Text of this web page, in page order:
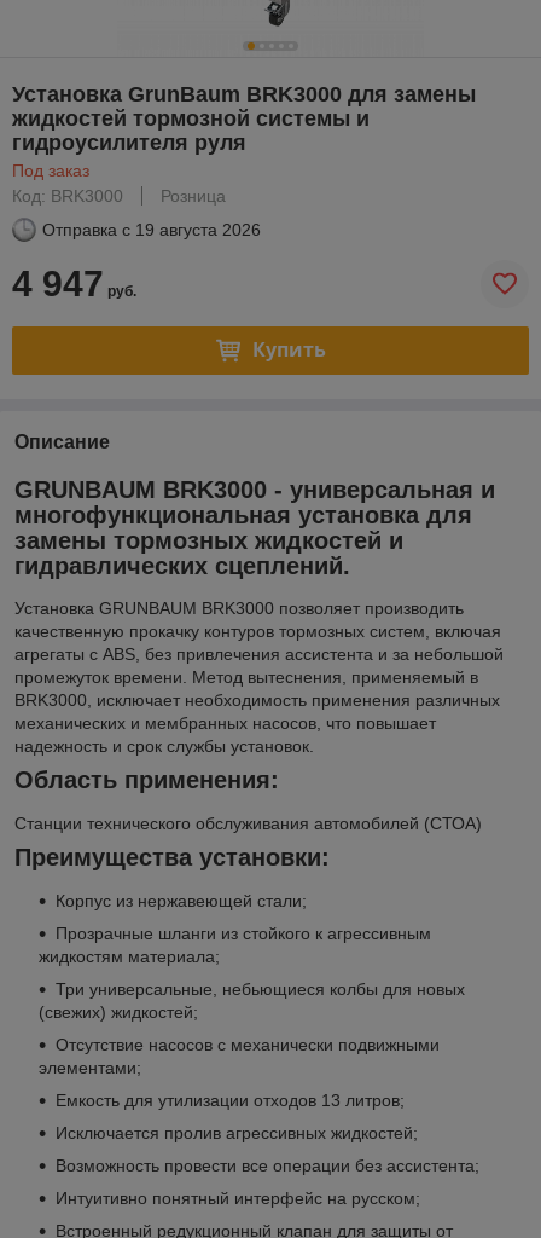
Установка GrunBaum BRK3000 для замены
жидкостей тормозной системы и
гидроусилителя руля
Под заказ
Код: BRK3000
Розница
Отправка с 19 августа 2026
4 947 руб.
Купить
Описание
GRUNBAUM BRK3000 - универсальная и
многофункциональная установка для
замены тормозных жидкостей и
гидравлических сцеплений.
Установка GRUNBAUM BRK3000 позволяет производить
качественную прокачку контуров тормозных систем, включая
агрегаты с ABS, без привлечения ассистента и за небольшой
промежуток времени. Метод вытеснения, применяемый в
BRK3000, исключает необходимость применения различных
механических и мембранных насосов, что повышает
надежность и срок службы установок.
Область применения:
Станции технического обслуживания автомобилей (СТОА)
Преимущества установки:
Корпус из нержавеющей стали;
Прозрачные шланги из стойкого к агрессивным
жидкостям материала;
Три универсальные, небьющиеся колбы для новых
(свежих) жидкостей;
Отсутствие насосов с механически подвижными
элементами;
Емкость для утилизации отходов 13 литров;
Исключается пролив агрессивных жидкостей;
Возможность провести все операции без ассистента;
Интуитивно понятный интерфейс на русском;
Встроенный редукционный клапан для защиты от